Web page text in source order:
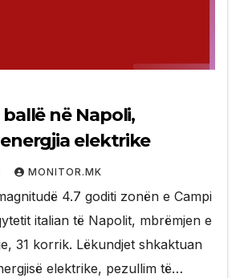
në Napoli,
elektrike
MONITOR.MK
4.7 goditi zonën e Campi
italian të Napolit, mbrëmjen e
31 korrik. Lëkundjet shkaktuan
elektrike, pezullim të…